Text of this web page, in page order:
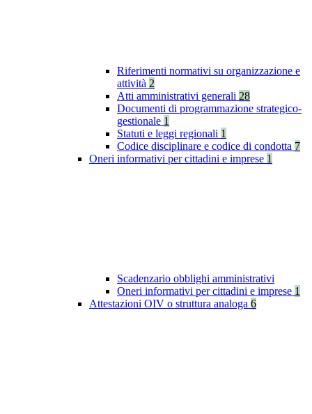
Riferimenti normativi su organizzazione e
attività 2
Atti amministrativi generali 28
Documenti di programmazione strategico-
gestionale 1
Statuti e leggi regionali 1
Codice disciplinare e codice di condotta 7
Oneri informativi per cittadini e imprese 1
Scadenzario obblighi amministrativi
Oneri informativi per cittadini e imprese 1
Attestazioni OIV o struttura analoga 6